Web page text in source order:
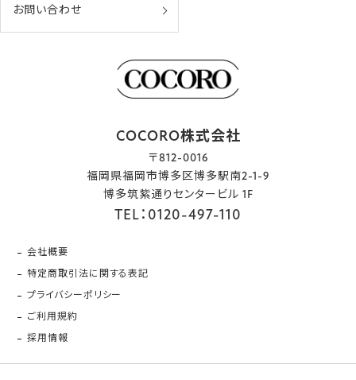
お問い合わせ
COCORO株式会社
〒812-0016
福岡県福岡市博多区博多駅南2-1-9
博多筑紫通りセンタービル 1F
TEL：0120-497-110
会社概要
特定商取引法に関する表記
プライバシーポリシー
ご利用規約
採用情報